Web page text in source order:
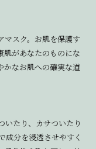
マスク。お肌を保護す
肌があなたのものにな
かなお肌への確実な道
いたり、カサついたり
成分を浸透させやすく